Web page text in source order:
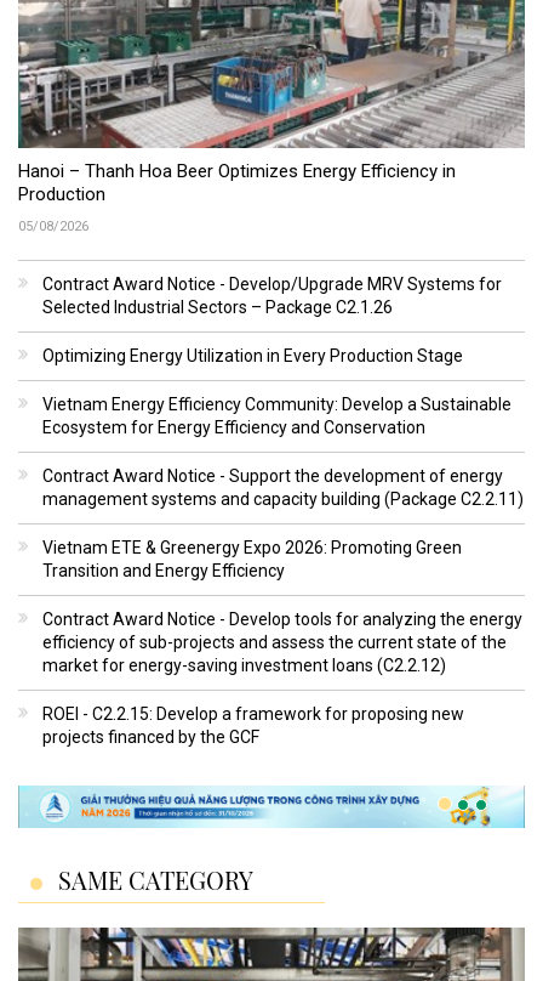
Hanoi – Thanh Hoa Beer Optimizes Energy Efficiency in
Production
05/08/2026
Contract Award Notice - Develop/Upgrade MRV Systems for
Selected Industrial Sectors – Package C2.1.26
Optimizing Energy Utilization in Every Production Stage
Vietnam Energy Efficiency Community: Develop a Sustainable
Ecosystem for Energy Efficiency and Conservation
Contract Award Notice - Support the development of energy
management systems and capacity building (Package C2.2.11)
Vietnam ETE & Greenergy Expo 2026: Promoting Green
Transition and Energy Efficiency
Contract Award Notice - Develop tools for analyzing the energy
efficiency of sub-projects and assess the current state of the
market for energy-saving investment loans (C2.2.12)
ROEI - C2.2.15: Develop a framework for proposing new
projects financed by the GCF
SAME CATEGORY